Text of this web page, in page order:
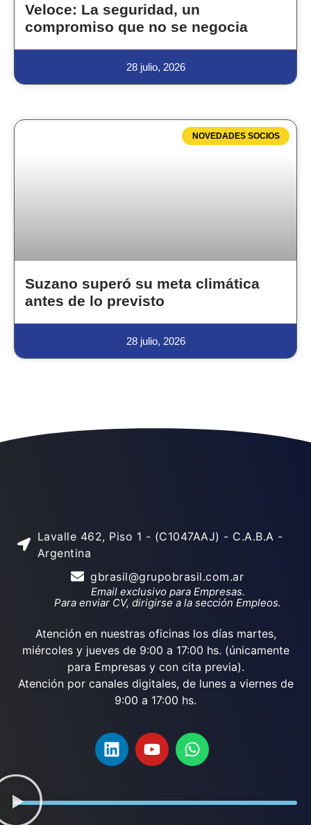
Veloce: La seguridad, un
compromiso que no se negocia
28 julio, 2026
NOVEDADES SOCIOS
Suzano superó su meta climática
antes de lo previsto
28 julio, 2026
Lavalle 462, Piso 1 - (C1047AAJ) - C.A.B.A -
Argentina
gbrasil@grupobrasil.com.ar
Email exclusivo para Empresas.
Para enviar CV, dirigirse a la sección Empleos.
Atención en nuestras oficinas los días martes,
miércoles y jueves de 9:00 a 17:00 hs. (únicamente
para Empresas y con cita previa).
Atención por canales digitales, de lunes a viernes de
9:00 a 17:00 hs.